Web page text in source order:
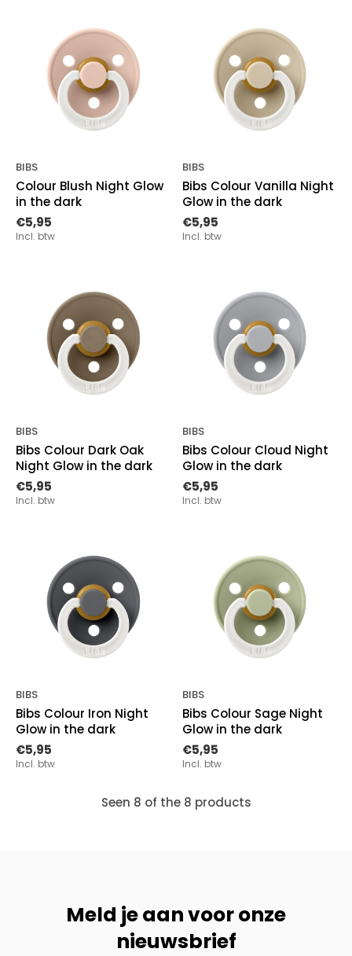
BIBS
Colour Blush Night Glow
in the dark
€5,95
Incl. btw
BIBS
Bibs Colour Vanilla Night
Glow in the dark
€5,95
Incl. btw
BIBS
Bibs Colour Dark Oak
Night Glow in the dark
€5,95
Incl. btw
BIBS
Bibs Colour Cloud Night
Glow in the dark
€5,95
Incl. btw
BIBS
Bibs Colour Iron Night
Glow in the dark
€5,95
Incl. btw
BIBS
Bibs Colour Sage Night
Glow in the dark
€5,95
Incl. btw
Seen 8 of the 8 products
Meld je aan voor onze
nieuwsbrief